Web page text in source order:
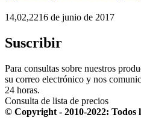
14,02,2216 de junio de 2017
Suscribir
Para consultas sobre nuestros
su correo electrónico y nos
24 horas.
Consulta de lista de precios
© Copyright - 2010-2022: Todos